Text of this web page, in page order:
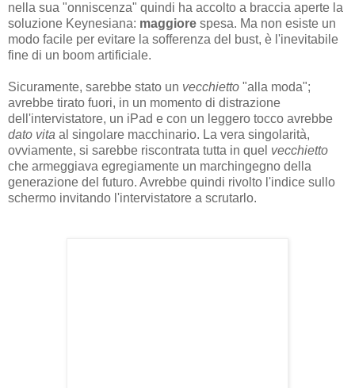
nella sua "onniscenza" quindi ha accolto a braccia aperte la
soluzione Keynesiana: maggiore spesa. Ma non esiste un
modo facile per evitare la sofferenza del bust, è l'inevitabile
fine di un boom artificiale.
Sicuramente, sarebbe stato un vecchietto "alla moda";
avrebbe tirato fuori, in un momento di distrazione
dell'intervistatore, un iPad e con un leggero tocco avrebbe
dato vita al singolare macchinario. La vera singolarità,
ovviamente, si sarebbe riscontrata tutta in quel vecchietto
che armeggiava egregiamente un marchingegno della
generazione del futuro. Avrebbe quindi rivolto l'indice sullo
schermo invitando l'intervistatore a scrutarlo.